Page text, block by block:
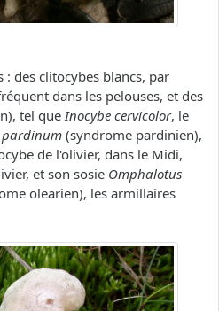
: des clitocybes blancs, par
dans les pelouses, et des
tel queInocybe cervicolor, le
pardinum (syndrome pardinien),
de l'olivier, dans le Midi,
et son sosie Omphalotus
olearien), les armillaires